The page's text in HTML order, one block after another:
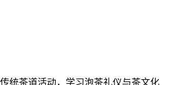
统茶道活动，学习泡茶礼仪与茶文化